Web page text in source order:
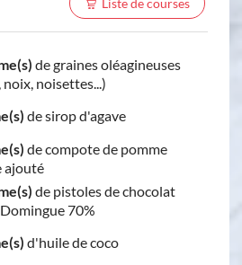
Liste de courses
de graines oléagineuses
noix, noisettes...)
de sirop d'agave
de compote de pomme
ajouté
de pistoles de chocolat
70%
d'huile de coco